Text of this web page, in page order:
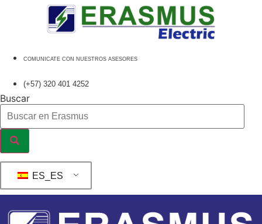
COMUNICATE CON NUESTROS ASESORES
(+57) 320 401 4252
Buscar
ES_ES